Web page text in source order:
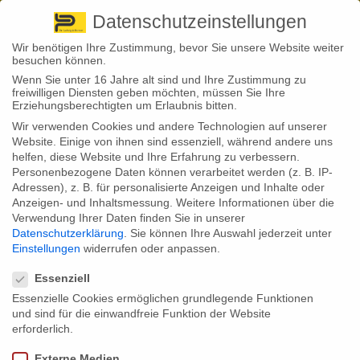
+ 49 3501 528571 |
Back to News
12
Mai
Stephan Fröhlich
Altersrenten: im Schnitt nur 952 Euro
Die Altersrente fällt in Deutschland schon jetzt keineswegs üppig
Arbeit und Soziales. Nach der Rentenerhöhung im Juli 2019 erhielten
Rentnerinnen und Rentner demnach nur knapp 952 Euro im Schnitt
vor Abzug der Steuern.
Wie hoch sind in Deutschland eigentlich die gesetzlichen Altersrenten?
verschiedenen Rentenarten berücksichtigt werden, auch abhängig von
Datenschutzeinstellungen
Wir benötigen Ihre Zustimmung, bevor Sie unsere Website weiter
besuchen können.
Wenn Sie unter 16 Jahre alt sind und Ihre Zustimmung zu
freiwilligen Diensten geben möchten, müssen Sie Ihre
Erziehungsberechtigten um Erlaubnis bitten.
Wir verwenden Cookies und andere Technologien auf unserer
Website. Einige von ihnen sind essenziell, während andere uns
helfen, diese Website und Ihre Erfahrung zu verbessern.
Personenbezogene Daten können verarbeitet werden (z. B. IP-
Adressen), z. B. für personalisierte Anzeigen und Inhalte oder
Anzeigen- und Inhaltsmessung. Weitere Informationen über die
Verwendung Ihrer Daten finden Sie in unserer
Datenschutzerklärung
Sie können Ihre Auswahl jederzeit unter
Einstellungen widerrufen oder anpassen.
Essenziell
Essenzielle Cookies ermöglichen grundlegende Funktionen
und sind für die einwandfreie Funktion der Website
erforderlich.